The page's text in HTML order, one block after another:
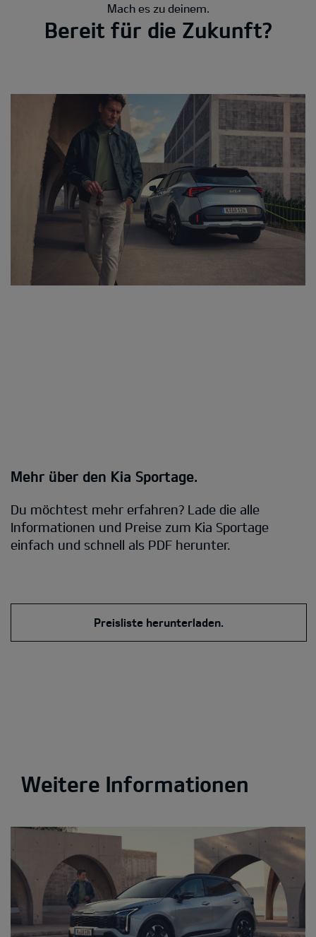
Mach es zu deinem.
Bereit für die Zukunft?
Mehr über den Kia Sportage.
Du möchtest mehr erfahren? Lade die alle
Informationen und Preise zum Kia Sportage
einfach und schnell als PDF herunter.
Preisliste herunterladen.
Weitere Informationen